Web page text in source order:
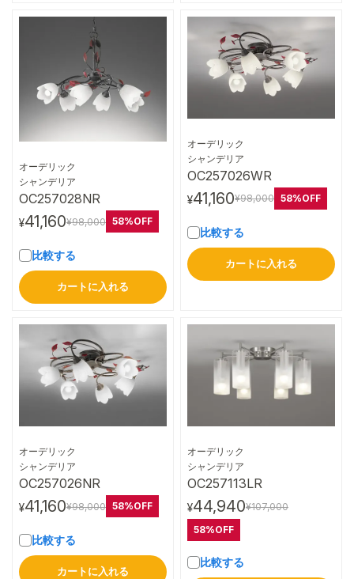
オーデリック
シャンデリア
OC257028NR
¥41,160¥98,000 58%OFF
比較する
カートに入れる
オーデリック
シャンデリア
OC257026WR
¥41,160¥98,000 58%OFF
比較する
カートに入れる
オーデリック
シャンデリア
OC257026NR
¥41,160¥98,000 58%OFF
比較する
カートに入れる
オーデリック
シャンデリア
OC257113LR
¥44,940¥107,000
58%OFF
比較する